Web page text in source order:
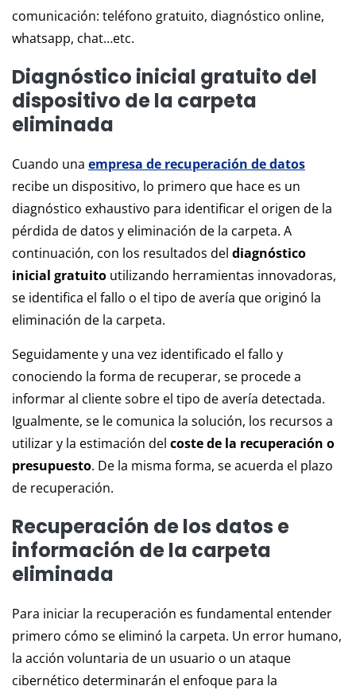
comunicación: teléfono gratuito, diagnóstico online,
whatsapp, chat…etc.
Diagnóstico inicial gratuito del
dispositivo de la carpeta
eliminada
Cuando una empresa de recuperación de datos
recibe un dispositivo, lo primero que hace es un
diagnóstico exhaustivo para identificar el origen de la
pérdida de datos y eliminación de la carpeta. A
continuación, con los resultados del diagnóstico
inicial gratuito utilizando herramientas innovadoras,
se identifica el fallo o el tipo de avería que originó la
eliminación de la carpeta.
Seguidamente y una vez identificado el fallo y
conociendo la forma de recuperar, se procede a
informar al cliente sobre el tipo de avería detectada.
Igualmente, se le comunica la solución, los recursos a
utilizar y la estimación del coste de la recuperación o
presupuesto. De la misma forma, se acuerda el plazo
de recuperación.
Recuperación de los datos e
información de la carpeta
eliminada
Para iniciar la recuperación es fundamental entender
primero cómo se eliminó la carpeta. Un error humano,
la acción voluntaria de un usuario o un ataque
cibernético determinarán el enfoque para la